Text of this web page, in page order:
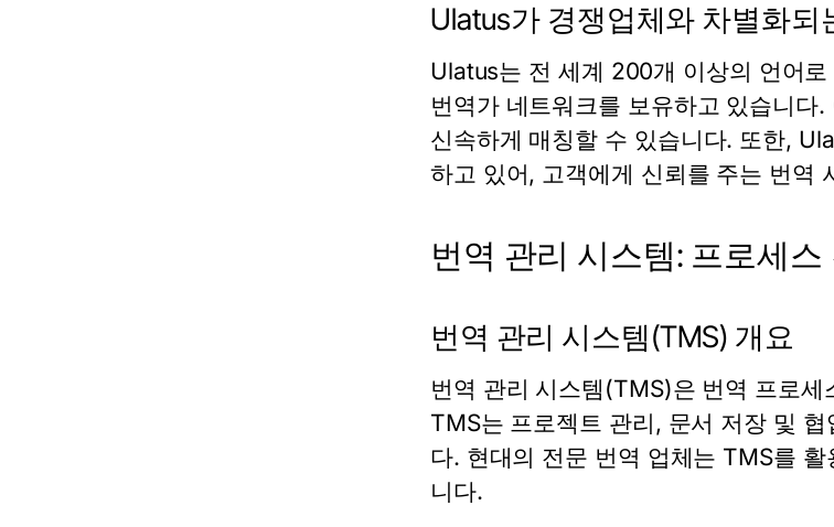
Ulatus가 경쟁업체와 차별화되
Ulatus는 전 세계 200개 이상의 언어
번역가 네트워크를 보유하고 있습니다
신속하게 매칭할 수 있습니다. 또한,
하고 있어, 고객에게 신뢰를 주는 번역
번역 관리 시스템: 프로세스
번역 관리 시스템(TMS) 개요
번역 관리 시스템(TMS)은 번역 프로
TMS는 프로젝트 관리, 문서 저장 및
다. 현대의 전문 번역 업체는 TMS를
니다.